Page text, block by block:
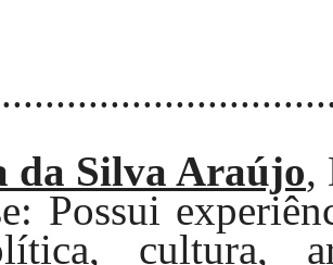
da Silva Araújo,
Possui
cultura,